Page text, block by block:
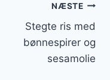
NÆSTE
Stegte ris med
bønnespirer og
sesamolie